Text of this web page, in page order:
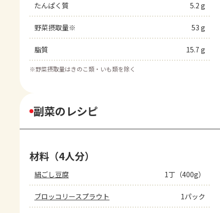
たんぱく質 5.2 g
野菜摂取量※ 53 g
脂質 15.7 g
※野菜摂取量はきのこ類・いも類を除く
副菜のレシピ
材料（4人分）
絹ごし豆腐 1丁（400g）
ブロッコリースプラウト 1パック